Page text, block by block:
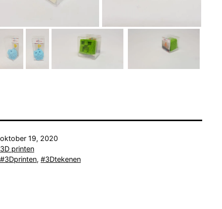
Gepubliceerd
op
oktober 19, 2020
Gecategoriseerd
als
3D printen
Getagged
3Dprinten, 3Dtekenen